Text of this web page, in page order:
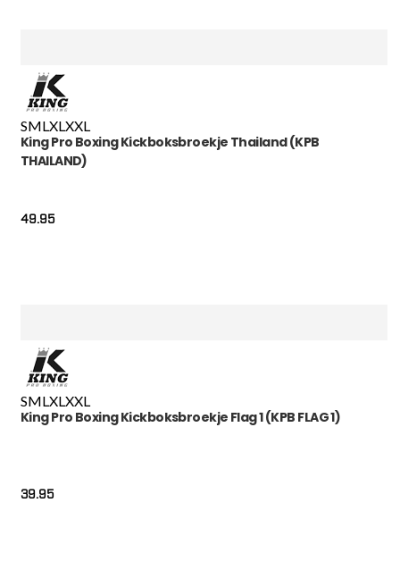
SML XL XXL
King Pro Boxing Kickboksbroekje Thailand (KPB
THAILAND)
49.95
SMLXLXXL
King Pro Boxing Kickboksbroekje Flag 1 (KPB FLAG 1)
39.95